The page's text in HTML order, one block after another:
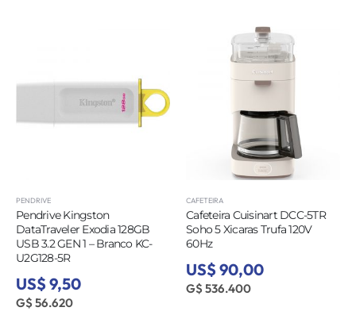
PENDRIVE
Pendrive Kingston
DataTraveler Exodia 128GB
USB 3.2 GEN 1 – Branco KC-
U2G128-5R
US$ 9,50
G$ 56.620
CAFETEIRA
Cafeteira Cuisinart DCC-5TR
Soho 5 Xicaras Trufa 120V
60Hz
US$ 90,00
G$ 536.400